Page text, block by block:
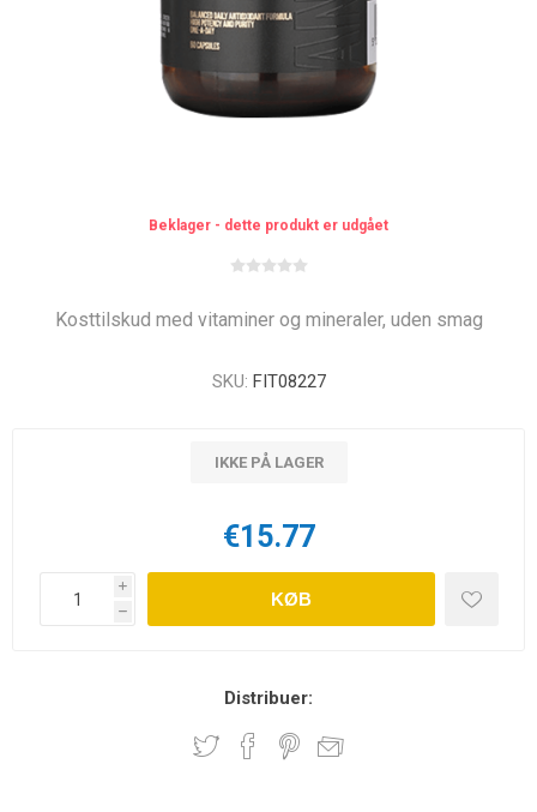
Beklager - dette produkt er udgået
Kosttilskud med vitaminer og mineraler, uden smag
SKU: FIT08227
IKKE PÅ LAGER
€15.77
i
h
KØB
Distribuer: